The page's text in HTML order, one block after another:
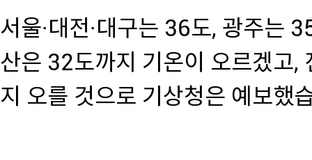
서울·대전·대구는 36도, 광주는
산은 32도까지 기온이 오르겠고,
지 오를 것으로 기상청은 예보했